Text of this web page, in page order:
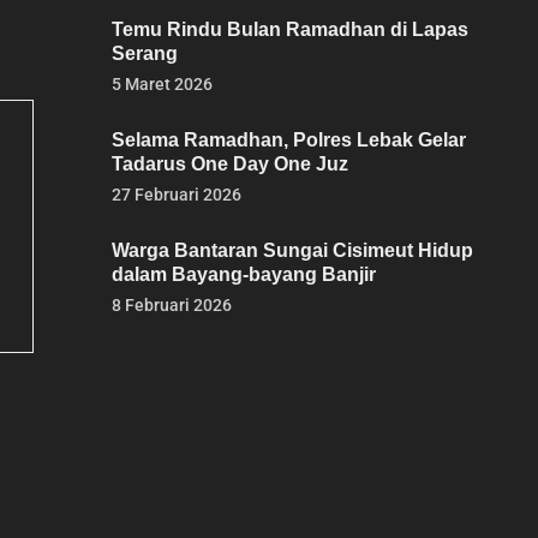
Temu Rindu Bulan Ramadhan di Lapas
Serang
5 Maret 2026
Selama Ramadhan, Polres Lebak Gelar
Tadarus One Day One Juz
27 Februari 2026
Warga Bantaran Sungai Cisimeut Hidup
dalam Bayang-bayang Banjir
8 Februari 2026